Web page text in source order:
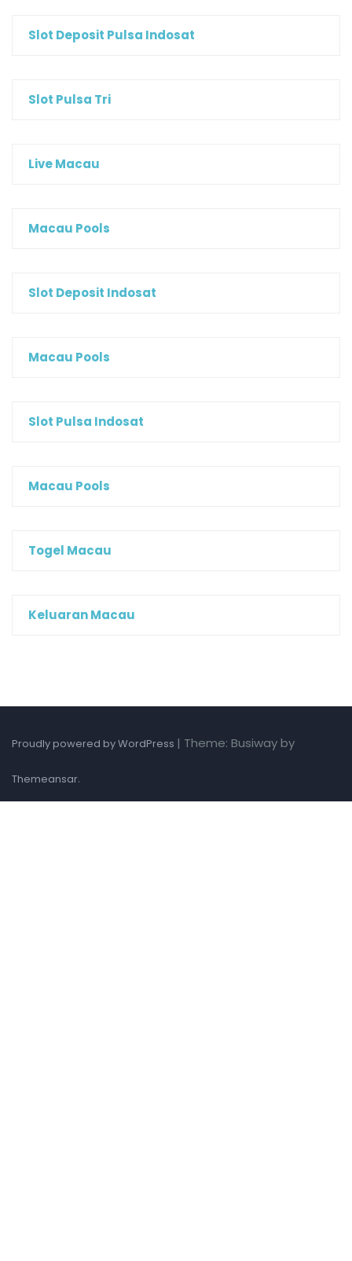
Slot Deposit Pulsa Indosat
Slot Pulsa Tri
Live Macau
Macau Pools
Slot Deposit Indosat
Macau Pools
Slot Pulsa Indosat
Macau Pools
Togel Macau
Keluaran Macau
Proudly powered by WordPress | Theme: Busiway by
Themeansar.